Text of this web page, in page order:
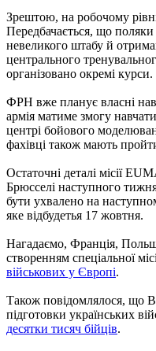
Зрештою, на робочому
Передбачається, що
невеликого штабу й
центрального
організовано окремі курси.
ФРН вже планує власні
армія матиме змогу
центрі бойового
фахівці також мають
Остаточні деталі місії
Брюсселі наступного
бути ухвалено на
яке відбудетья 17 жовтня.
Нагадаємо, Франція,
створенням спеціальної
військових у Європі.
Також повідомлялося, що
підготовки українських
десятки тисяч бійців.